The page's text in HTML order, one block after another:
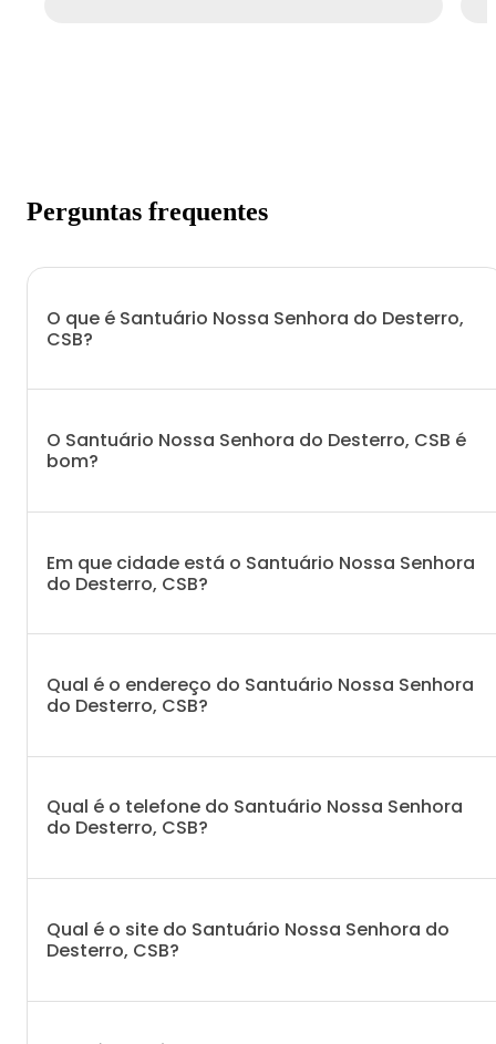
Perguntas frequentes
O que é Santuário Nossa Senhora do Desterro,
CSB?
O Santuário Nossa Senhora do Desterro, CSB é
bom?
Em que cidade está o Santuário Nossa Senhora
do Desterro, CSB?
Qual é o endereço do Santuário Nossa Senhora
do Desterro, CSB?
Qual é o telefone do Santuário Nossa Senhora
do Desterro, CSB?
Qual é o site do Santuário Nossa Senhora do
Desterro, CSB?